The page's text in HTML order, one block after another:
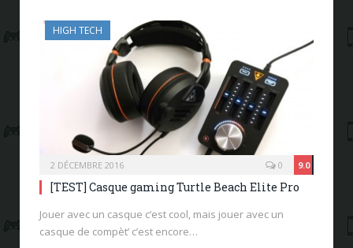
HIGH TECH
2 DÉCEMBRE 2016 9.0
0
[TEST] Casque gaming Turtle Beach Elite Pro
Jouer avec un casque c’est cool, mais jouer avec un
casque de compèt’ c’est encore…